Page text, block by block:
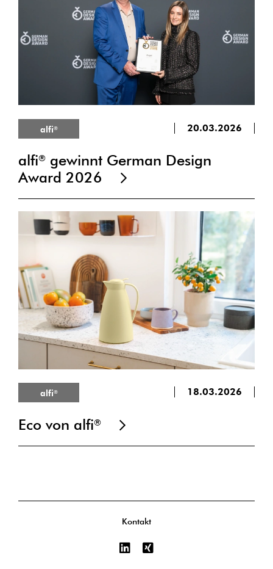
20.03.2026
alfi®
alfi® gewinnt German Design
Award 2026
18.03.2026
alfi®
Eco von alfi®
Kontakt